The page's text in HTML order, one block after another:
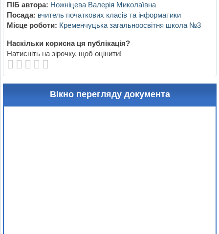
ПІБ автора: Ножніцева Валерія Миколаївна
Посада: вчитель початкових класів та інформатики
Місце роботи: Кременчуцька загальноосвітня школа №3
Наскільки корисна ця публікація?
Натисніть на зірочку, щоб оцінити!
Вікно перегляду документа